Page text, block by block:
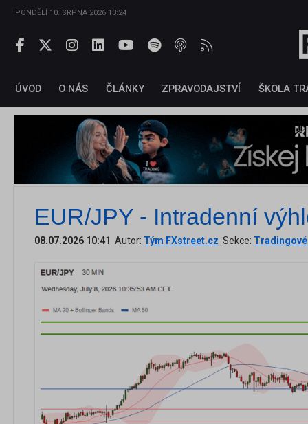
PONDĚLÍ 10. SRPNA 2026 13:24
ÚVOD O NÁS ČLÁNKY ZPRAVODAJSTVÍ ŠKOLA
EUR/JPY - Intradenní
08.07.2026 10:41 Autor: Tým FXstreet.cz Sekce: Tradingové